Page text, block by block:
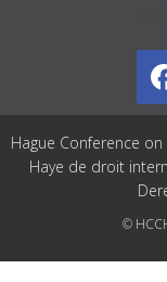
Hague Conference
Haye de droit
©